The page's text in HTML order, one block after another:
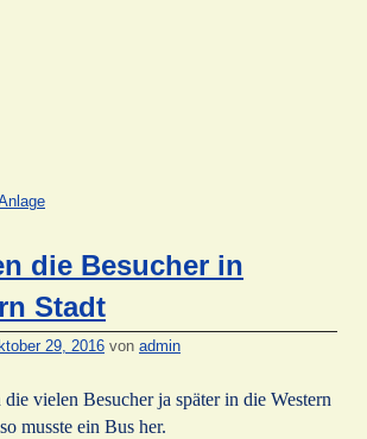
die Besucher in
Stadt
29, 2016 von admin
vielen Besucher ja später in die Western
musste ein Bus her.